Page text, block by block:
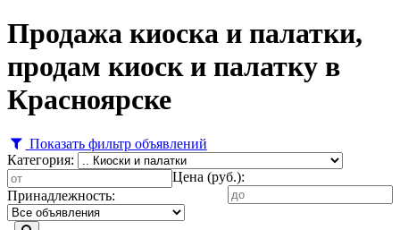
Продажа киоска и палатки,
продам киоск и палатку в
Красноярске
Показать фильтр объявлений
Категория:
Цена (руб.):
Принадлежность: